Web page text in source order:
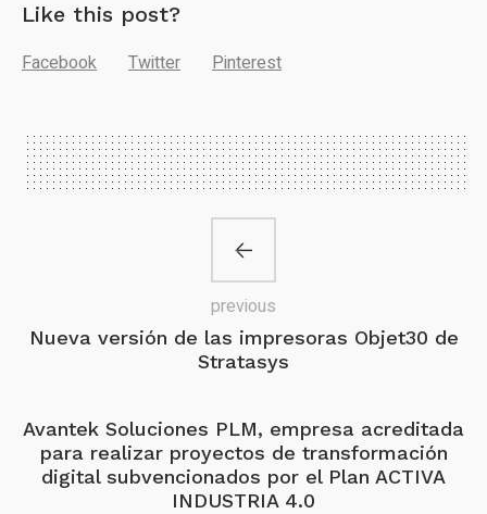
Like this post?
Facebook
Twitter Pinterest
Nueva versión de las impresoras Objet30 de
Stratasys
previous
Avantek Soluciones PLM, empresa acreditada
para realizar proyectos de transformación
digital subvencionados por el Plan ACTIVA
INDUSTRIA 4.0